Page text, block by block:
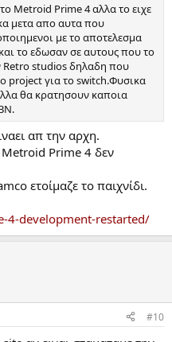
Metroid Prime 4 αλλα το ειχε
μετα απο αυτα που
με το αποτελεσμα
το εδωσαν σε αυτους που το
Retro studios δηλαδη που
project για το switch.Φυσικα
θα κρατησουν καποια
απ την αρχη.
Prime 4 δεν
ετοίμαζε το παιχνίδι.
development-restarted/
#10